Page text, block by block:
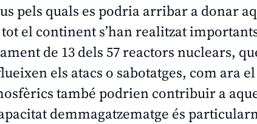
pels quals es podria arribar a donar
el continent s’han realitzat
de 13 dels 57 reactors nuclears,
els atacs o sabotatges, com ara el
també podrien contribuir a
demmagatzematge és